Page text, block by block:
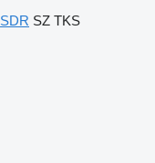
SDR SZ TKS